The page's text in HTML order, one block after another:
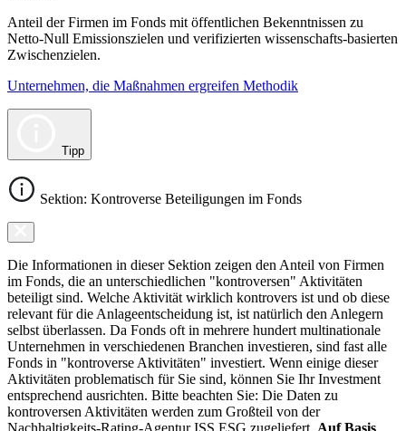
Anteil der Firmen im Fonds mit öffentlichen Bekenntnissen zu
Netto-Null Emissionszielen und verifizierten wissenschafts-basierten
Zwischenzielen.
Unternehmen, die Maßnahmen ergreifen Methodik
Tipp
Sektion: Kontroverse Beteiligungen im Fonds
Die Informationen in dieser Sektion zeigen den Anteil von Firmen
im Fonds, die an unterschiedlichen "kontroversen" Aktivitäten
beteiligt sind. Welche Aktivität wirklich kontrovers ist und ob diese
relevant für die Anlageentscheidung ist, ist natürlich den Anlegern
selbst überlassen. Da Fonds oft in mehrere hundert multinationale
Unternehmen in verschiedenen Branchen investieren, sind fast alle
Fonds in "kontroverse Aktivitäten" investiert. Wenn einige dieser
Aktivitäten problematisch für Sie sind, können Sie Ihr Investment
entsprechend ausrichten. Bitte beachten Sie: Die Daten zu
kontroversen Aktivitäten werden zum Großteil von der
Nachhaltigkeits-Rating-Agentur ISS ESG zugeliefert. Auf Basis